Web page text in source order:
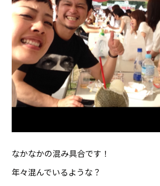
なかなかの混み具合です！
年々混んでいるような？